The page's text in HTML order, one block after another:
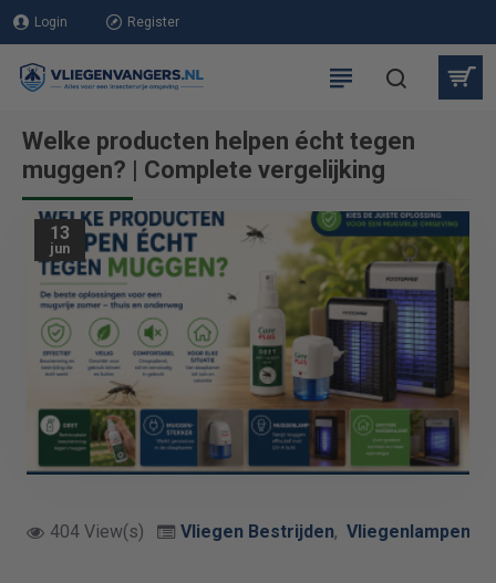
Login Register
Welke producten helpen écht tegen
muggen? | Complete vergelijking
13
jun
404 View(s) Vliegen Bestrijden, Vliegenlampen